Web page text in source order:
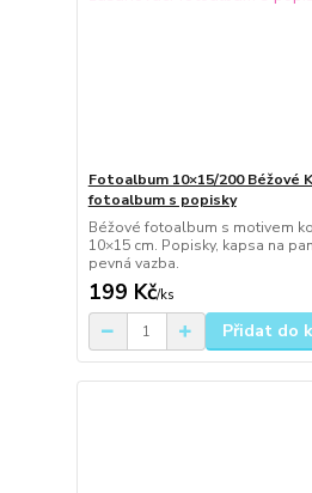
Fotoalbum 10×15/200 Béžové
fotoalbum s popisky
Béžové fotoalbum s motivem
10×15 cm. Popisky, kapsa na
pevná vazba.
199 Kč/ks
Přidat do